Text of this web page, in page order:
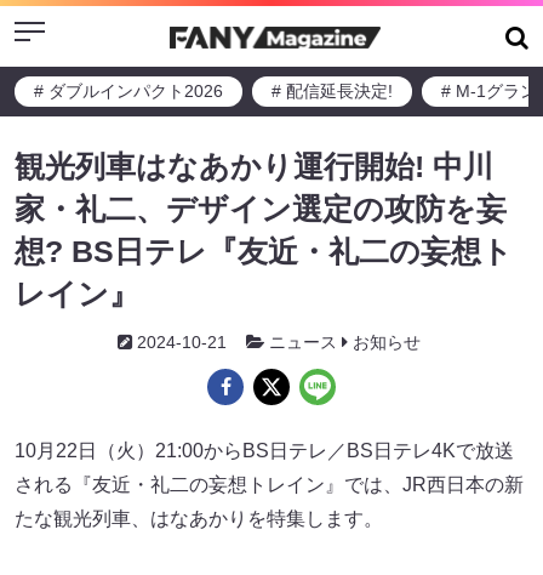
Menu
# ダブルインパクト2026 # 配信延長決定! # M-1グラン
観光列車はなあかり運行開始! 中川
家・礼二、デザイン選定の攻防を妄
想? BS日テレ『友近・礼二の妄想ト
レイン』
2024-10-21 ニュース お知らせ
10月22日（火）21:00からBS日テレ／BS日テレ4Kで放送
される『友近・礼二の妄想トレイン』では、JR西日本の新
たな観光列車、はなあかりを特集します。